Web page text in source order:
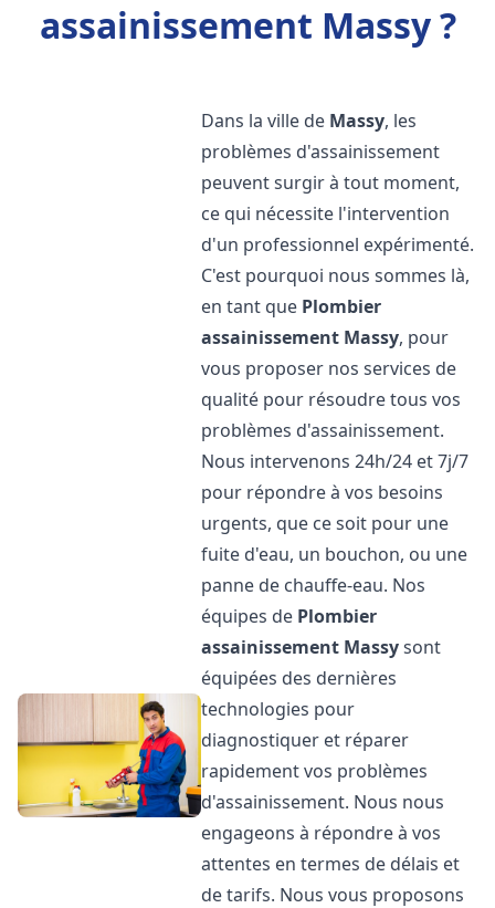
assainissement Massy ?
Dans la ville de Massy, les
problèmes d'assainissement
peuvent surgir à tout moment,
ce qui nécessite l'intervention
d'un professionnel expérimenté.
C'est pourquoi nous sommes là,
en tant que Plombier
assainissement Massy, pour
vous proposer nos services de
qualité pour résoudre tous vos
problèmes d'assainissement.
Nous intervenons 24h/24 et 7j/7
pour répondre à vos besoins
urgents, que ce soit pour une
fuite d'eau, un bouchon, ou une
panne de chauffe-eau. Nos
équipes de Plombier
assainissement Massysont
équipées des dernières
technologies pour
diagnostiquer et réparer
rapidement vos problèmes
d'assainissement. Nous nous
engageons à répondre à vos
attentes en termes de délais et
de tarifs. Nous vous proposons